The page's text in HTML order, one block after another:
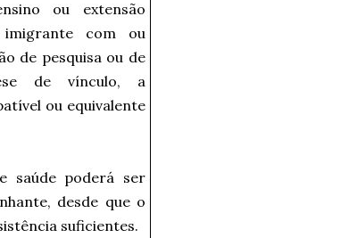
ou extensão
com ou
de pesquisa ou de
de vínculo, a
ou equivalente
saúde poderá ser
desde que o
suficientes.